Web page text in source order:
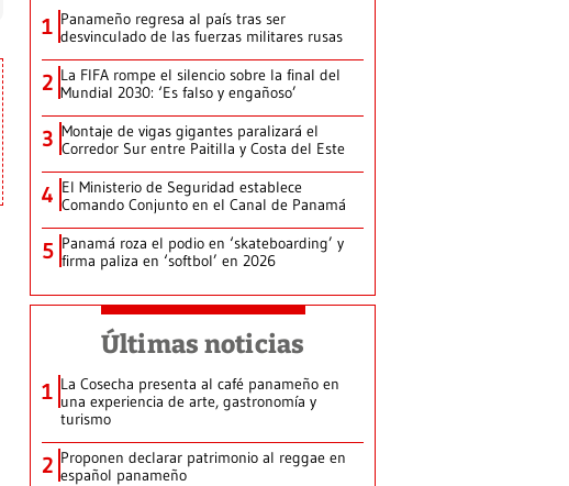
1 Panameño regresa al país tras ser
desvinculado de las fuerzas militares rusas
2 La FIFA rompe el silencio sobre la final del
Mundial 2030: ‘Es falso y engañoso’
3 Montaje de vigas gigantes paralizará el
Corredor Sur entre Paitilla y Costa del Este
4 El Ministerio de Seguridad establece
Comando Conjunto en el Canal de Panamá
5 Panamá roza el podio en ‘skateboarding’ y
firma paliza en ‘softbol’ en 2026
Últimas noticias
1 La Cosecha presenta al café panameño en
una experiencia de arte, gastronomía y
turismo
2 Proponen declarar patrimonio al reggae en
español panameño